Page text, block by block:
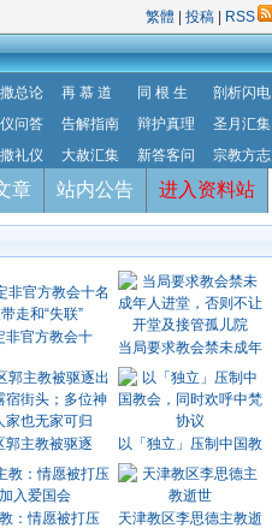
繁體 投稿 RSS
总论 再 慕 道 同 根 生
剖析闪电
问答 告解指南 辩护真理
圣月汇集
礼仪 大赦汇集 新答客问 宗教方志
章 站内公告 进入资料站
非官方教会十
当局要求教会禁未成年
郭主教被驱逐 以「独立」压制中国教
：情愿被打压 天津教区李思德主教逝